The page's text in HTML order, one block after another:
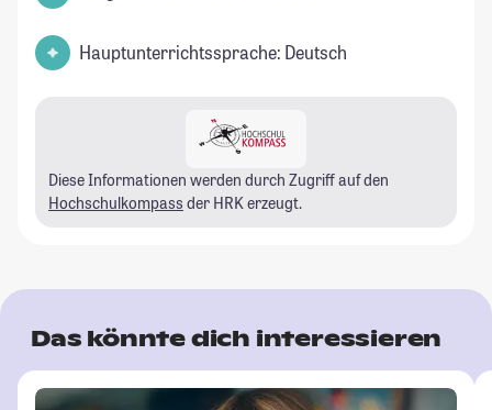
Hauptunterrichtssprache: Deutsch
Diese Informationen werden durch Zugriff auf den
Hochschulkompass der HRK erzeugt.
Das könnte dich interessieren